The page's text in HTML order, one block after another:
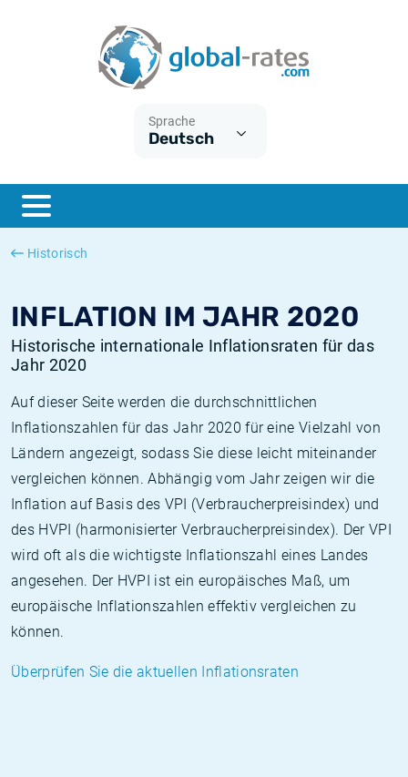
Sprache
Deutsch
Historisch
INFLATION IM JAHR 2020
Historische internationale Inflationsraten für das
Jahr 2020
Auf dieser Seite werden die durchschnittlichen
Inflationszahlen für das Jahr 2020 für eine Vielzahl von
Ländern angezeigt, sodass Sie diese leicht miteinander
vergleichen können. Abhängig vom Jahr zeigen wir die
Inflation auf Basis des VPI (Verbraucherpreisindex) und
des HVPI (harmonisierter Verbraucherpreisindex). Der VPI
wird oft als die wichtigste Inflationszahl eines Landes
angesehen. Der HVPI ist ein europäisches Maß, um
europäische Inflationszahlen effektiv vergleichen zu
können.
Überprüfen Sie die aktuellen Inflationsraten
ESTER
SONIA
Was ist die VPI-Inflation?
Was ist die HVPI-Inflation?
Deutsche inflation
Europäische inflation
Historische Euribor-Sätze
Historische ESTER-Sätze
Historische SOFR-Sätze
Historische SONIA-Sätze
Inflationsrechner